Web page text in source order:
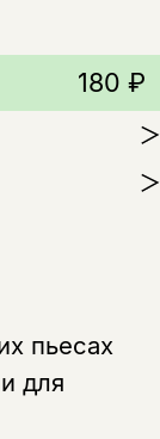
180 ₽
пьесах
для